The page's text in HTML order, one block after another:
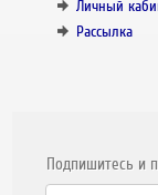
Личный
Рассылка
Подпишитесь и